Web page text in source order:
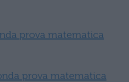
prova matematica
prova matematica